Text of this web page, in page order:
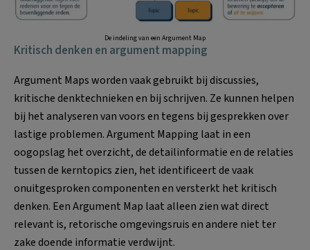
De indeling van een Argument Map
Kritisch denken en argument mapping
Argument Maps worden vaak gebruikt bij discussies,
kritische denktechnieken en bij schrijven. Ze kunnen helpen
bij het analyseren van voors en tegens bij gesprekken over
lastige problemen. Argument Mapping laat in een
oogopslag het overzicht, de detailinformatie en de relaties
tussen de kerntopics zien, het identificeert de vaak
onuitgesproken componenten en versterkt het kritisch
denken. Een Argument Map laat alleen zien wat direct
relevant is, retorische omgevingsruis en andere niet ter
zake doende informatie verdwijnt.